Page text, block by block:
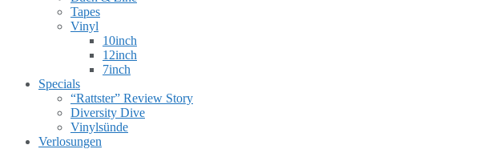
Tapes
Vinyl
10inch
12inch
7inch
Specials
“Rattster” Review Story
Diversity Dive
Vinylsünde
Verlosungen